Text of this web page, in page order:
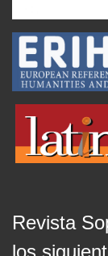
Revista